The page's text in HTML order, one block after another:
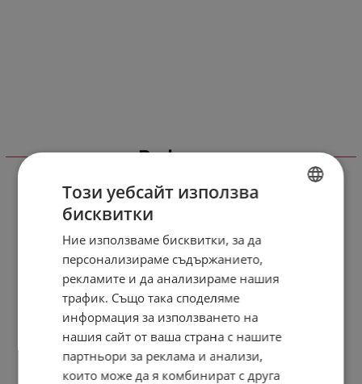
Виж още
Този уебсайт използва
бисквитки
Ние използваме бисквитки, за да
персонализираме съдържанието,
рекламите и да анализираме нашия
трафик. Също така споделяме
информация за използването на
нашия сайт от ваша страна с нашите
партньори за реклама и анализи,
които може да я комбинират с друга